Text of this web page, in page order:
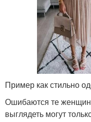
Пример как стильно
Ошибаются те
выглядеть могут